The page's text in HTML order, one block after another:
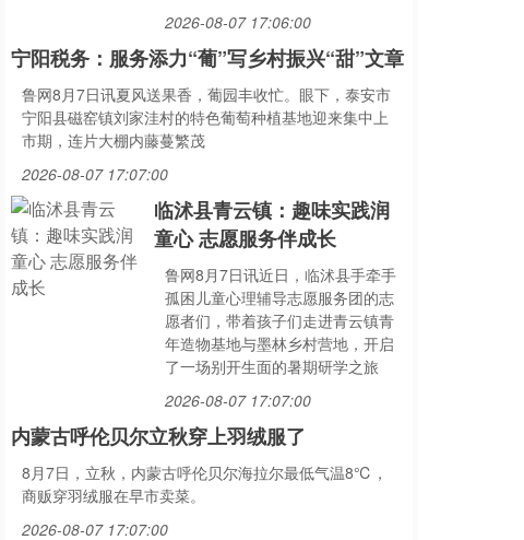
2026-08-07 17:06:00
宁阳税务：服务添力“葡”写乡村振兴“甜”文章
鲁网8月7日讯夏风送果香，葡园丰收忙。眼下，泰安市
宁阳县磁窑镇刘家洼村的特色葡萄种植基地迎来集中上
市期，连片大棚内藤蔓繁茂
2026-08-07 17:07:00
临沭县青云镇：趣味实践润
童心 志愿服务伴成长
鲁网8月7日讯近日，临沭县手牵手
孤困儿童心理辅导志愿服务团的志
愿者们，带着孩子们走进青云镇青
年造物基地与墨林乡村营地，开启
了一场别开生面的暑期研学之旅
2026-08-07 17:07:00
内蒙古呼伦贝尔立秋穿上羽绒服了
8月7日，立秋，内蒙古呼伦贝尔海拉尔最低气温8℃，
商贩穿羽绒服在早市卖菜。
2026-08-07 17:07:00